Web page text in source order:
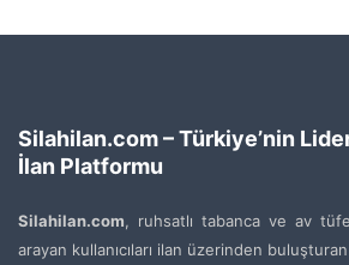
Silahilan.com – Türkiye’nin
İlan Platformu
Silahilan.com, ruhsatlı tabanca ve av
arayan kullanıcıları ilan üzerinden buluşturan